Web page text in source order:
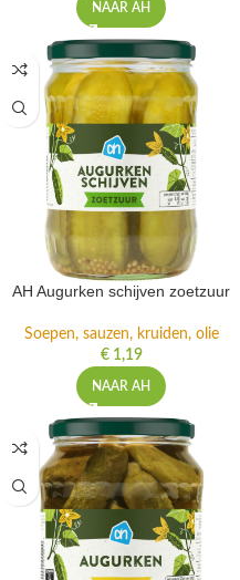
NAAR AH
AH Augurken schijven zoetzuur
Soepen, sauzen, kruiden, olie
€1,19
NAAR AH